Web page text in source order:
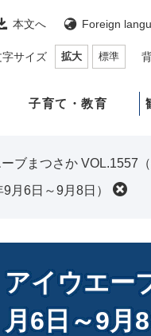
本文へ Foreign
字サイズ 拡大 標準
子育て・教育
ブまつさか VOL.1557
月6日～9月8日）
アイウエー
月6日～9月8